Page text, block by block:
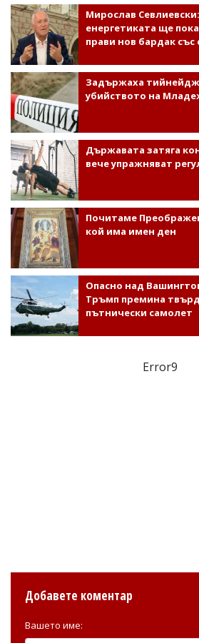
Мирослав
енергетиката ще
прави нов бардак със
Задържаха
убийството на
Държавата затяга
вече упражняват
Почитаме
кой има имен ден
Опасно над
Тръмп премина
пътнически самолет
Error9
Добавете коментар
Вашето име: